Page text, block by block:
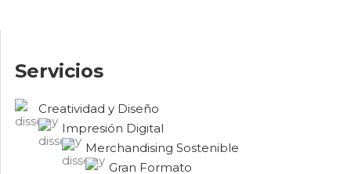
Servicios
Creatividad y Diseño
Impresión Digital
Merchandising Sostenible
Gran Formato